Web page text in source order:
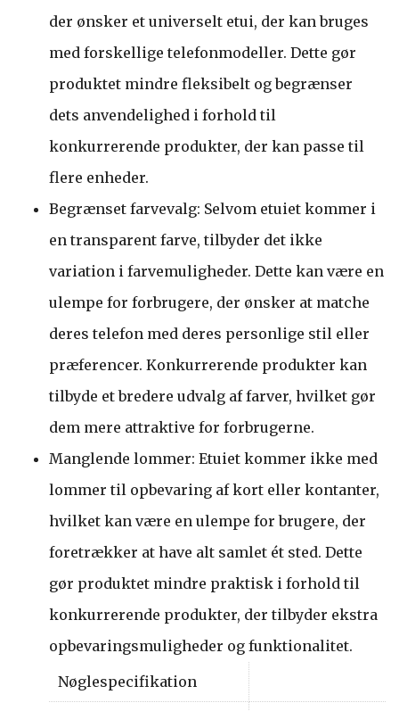
der ønsker et universelt etui, der kan bruges
med forskellige telefonmodeller. Dette gør
produktet mindre fleksibelt og begrænser
dets anvendelighed i forhold til
konkurrerende produkter, der kan passe til
flere enheder.
Begrænset farvevalg: Selvom etuiet kommer i
en transparent farve, tilbyder det ikke
variation i farvemuligheder. Dette kan være en
ulempe for forbrugere, der ønsker at matche
deres telefon med deres personlige stil eller
præferencer. Konkurrerende produkter kan
tilbyde et bredere udvalg af farver, hvilket gør
dem mere attraktive for forbrugerne.
Manglende lommer: Etuiet kommer ikke med
lommer til opbevaring af kort eller kontanter,
hvilket kan være en ulempe for brugere, der
foretrækker at have alt samlet ét sted. Dette
gør produktet mindre praktisk i forhold til
konkurrerende produkter, der tilbyder ekstra
opbevaringsmuligheder og funktionalitet.
Nøglespecifikation